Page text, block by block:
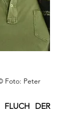
Foto: Peter
FLUCH DER